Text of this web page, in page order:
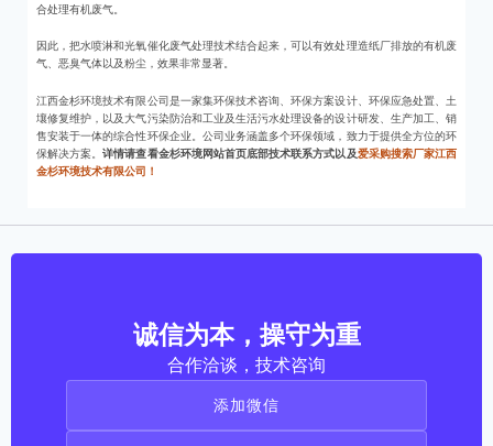
合处理有机废气。
因此，把水喷淋和光氧催化废气处理技术结合起来，可以有效处理造纸厂排放的有机废
气、恶臭气体以及粉尘，效果非常显著。
江西金杉环境技术有限公司是一家集环保技术咨询、环保方案设计、环保应急处置、土
壤修复维护，以及大气污染防治和工业及生活污水处理设备的设计研发、生产加工、销
售安装于一体的综合性环保企业。公司业务涵盖多个环保领域，致力于提供全方位的环
保解决方案。详情请查看金杉环境网站首页底部技术联系方式以及爱采购搜索厂家江西
金杉环境技术有限公司！
诚信为本，操守为重
合作洽谈，技术咨询
添加微信